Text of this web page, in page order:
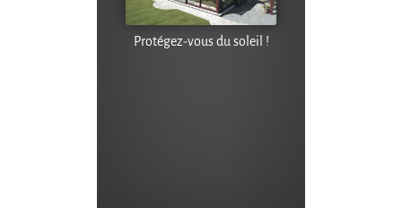
Protégez-vous du soleil !